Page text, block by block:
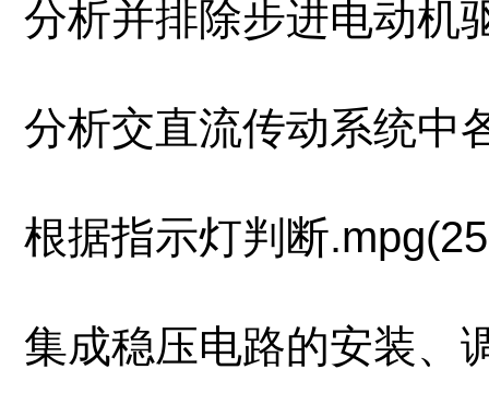
分析并排除步进电动机
分析交直流传动系统中
根据指示灯判断
集成稳压电路的安装、